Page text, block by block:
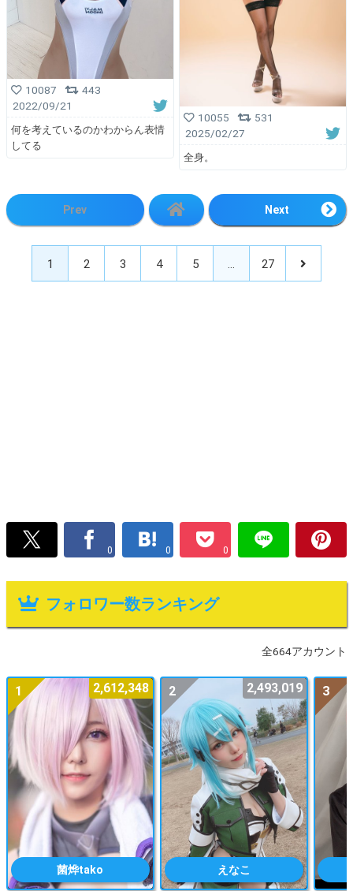
10087
443
2022/09/21
何を考えているのかわからん表情
してる
10055
531
2025/02/27
全身。
Prev Next
1 2 3 4 5 … 27
0 0 0
フォロワー数ランキング
全664アカウント
菌烨tako
1 2,612,348
えなこ
2 2,493,019 3